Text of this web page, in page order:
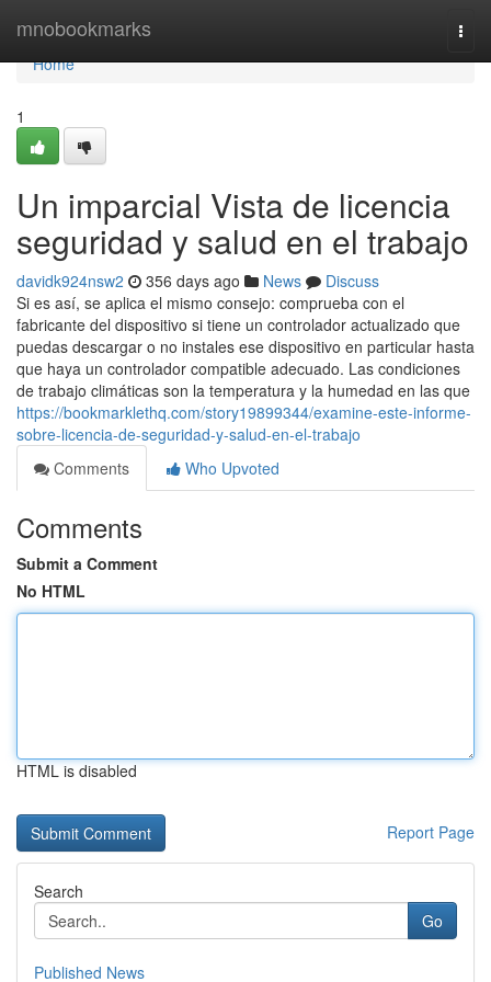
mnobookmarks
Home
Home
1
Un imparcial Vista de licencia
seguridad y salud en el trabajo
davidk924nsw2 356 days ago News
Discuss
Si es así, se aplica el mismo consejo: comprueba con el
fabricante del dispositivo si tiene un controlador actualizado que
puedas descargar o no instales ese dispositivo en particular hasta
que haya un controlador compatible adecuado. Las condiciones
de trabajo climáticas son la temperatura y la humedad en las que
https://bookmarklethq.com/story19899344/examine-este-informe-
sobre-licencia-de-seguridad-y-salud-en-el-trabajo
Comments
Who Upvoted
Comments
Submit a Comment
No HTML
HTML is disabled
Report Page
Search
Go
Published News